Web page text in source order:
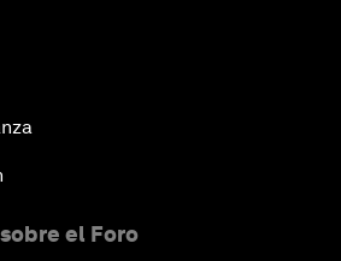
el Foro